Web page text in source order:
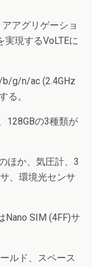
アグリゲーショ
実現するVoLTEに
b/g/n/ac (2.4GHz
る。
128GBの3種類が
ほか、気圧計、3
、環境光センサ
SIM (4FF)サ
ルド、スペース